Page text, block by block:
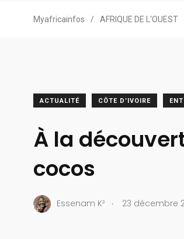
Myafricainfos / AFRIQUE DE L'OUEST
ACTUALITÉ CÔTE D’IVOIRE
À la
cocos
Essenam K² . 23 décembre